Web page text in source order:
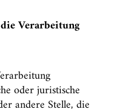
Verarbeitung
oder juristische
andere Stelle, die